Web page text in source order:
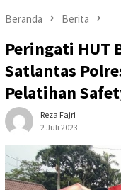
Beranda Berita
Peringati HUT
Satlantas
Pelatihan
Reza Fajri
2 Juli 2023